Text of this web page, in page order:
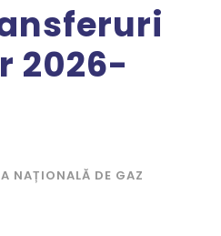
2026-
NAȚIONALĂ DE GAZ